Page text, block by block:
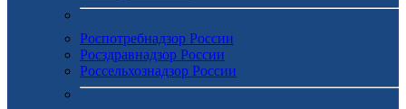
Роспотребнадзор России
Росздравнадзор России
Россельхознадзор России